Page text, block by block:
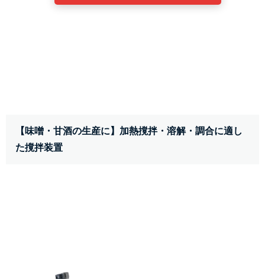
【味噌・甘酒の生産に】加熱撹拌・溶解・調合に適し
た撹拌装置